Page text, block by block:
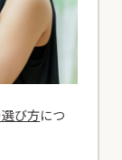
び方につ